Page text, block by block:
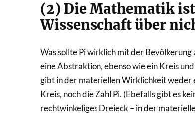
(2) Die Mathematik
Wissenschaft über
Was sollte Pi wirklich mit der Bevölkerung
eine Abstraktion, ebenso wie ein Kreis und
gibt in der materiellen Wirklichkeit weder
Kreis, noch die Zahl Pi. (Ebefalls gibt es
rechtwinkeliges Dreieck – in der